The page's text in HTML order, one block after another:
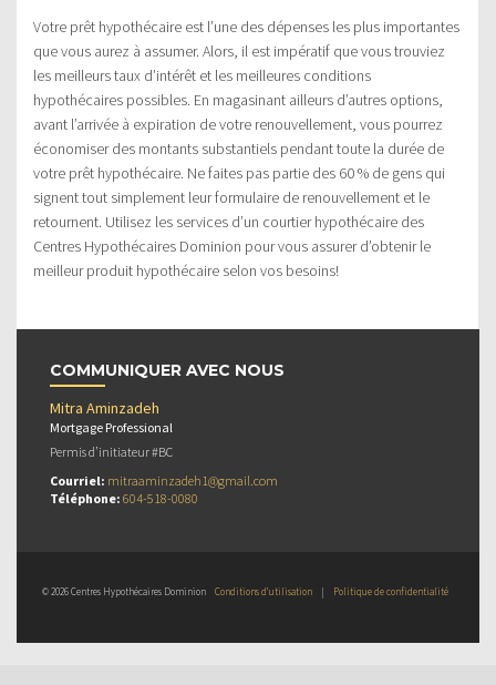
Votre prêt hypothécaire est l’une des dépenses les plus importantes
que vous aurez à assumer. Alors, il est impératif que vous trouviez
les meilleurs taux d’intérêt et les meilleures conditions
hypothécaires possibles. En magasinant ailleurs d’autres options,
avant l’arrivée à expiration de votre renouvellement, vous pourrez
économiser des montants substantiels pendant toute la durée de
votre prêt hypothécaire. Ne faites pas partie des 60 % de gens qui
signent tout simplement leur formulaire de renouvellement et le
retournent. Utilisez les services d’un courtier hypothécaire des
Centres Hypothécaires Dominion pour vous assurer d’obtenir le
meilleur produit hypothécaire selon vos besoins!
COMMUNIQUER AVEC NOUS
Mitra Aminzadeh
Mortgage Professional
Permis d’initiateur #BC
Courriel: mitraaminzadeh1@gmail.com
Téléphone: 604-518-0080
© 2026 Centres Hypothécaires Dominion Conditions d’utilisation | Politique de confidentialité